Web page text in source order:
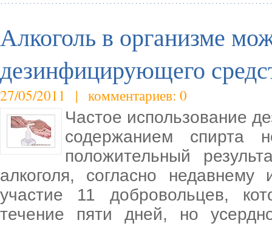
Алкоголь в организме
дезинфицирующего
27/05/2011 | комментариев: 0
Частое использование
содержанием
положительный
алкоголя, согласно
участие 11 добровольцев,
течение пяти дней, но